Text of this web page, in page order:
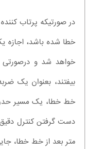
در صورتیکه پرتاب
خطا شده باشد، اجازه
بیفتند، بعنوان یک
خط خطا، یک مسیر
متر بعد از خط خطا،